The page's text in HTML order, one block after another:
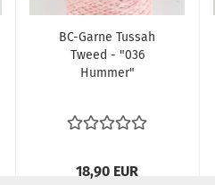
BC-Garne Tussah
Tweed - "036
Hummer"
18,90 EUR